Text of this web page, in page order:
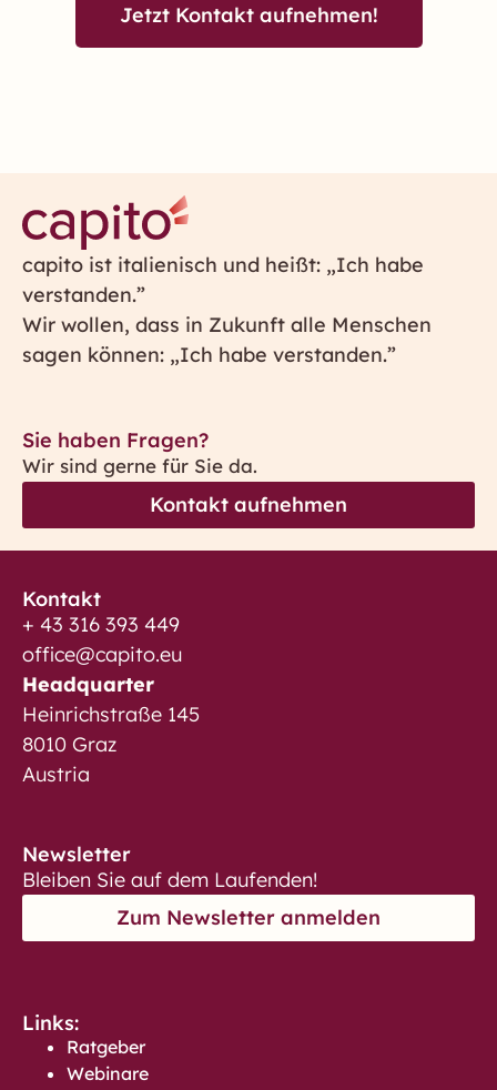
Jetzt Kontakt aufnehmen!
capito ist italienisch und heißt: „Ich habe
verstanden.”
Wir wollen, dass in Zukunft alle Menschen
sagen können: „Ich habe verstanden.”
Sie haben Fragen?
Wir sind gerne für Sie da.
Kontakt aufnehmen
Kontakt
+ 43 316 393 449
office@capito.eu
Headquarter
Heinrichstraße 145
8010 Graz
Austria
Newsletter
Bleiben Sie auf dem Laufenden!
Zum Newsletter anmelden
Links:
Ratgeber
Webinare